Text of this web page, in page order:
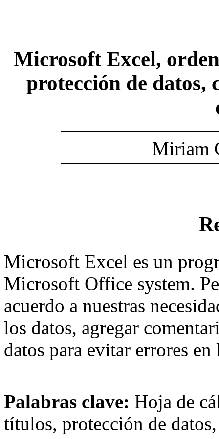
Microsoft Excel,
protección de datos,
Miriam
Microsoft Excel es un
Microsoft Office system.
acuerdo a nuestras
los datos, agregar
datos para evitar errores en
Palabras clave: Hoja de
títulos, protección de